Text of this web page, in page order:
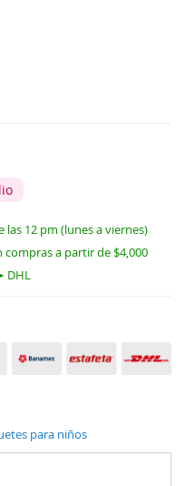
las 12 pm (lunes a viernes)
compras a partir de $4,000
DHL
para niños